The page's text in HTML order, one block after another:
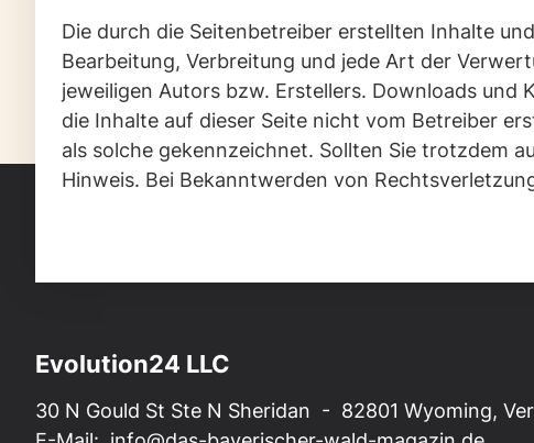
Die durch die Seitenbetreiber erstellten Inhalte
Bearbeitung, Verbreitung und jede Art der
jeweiligen Autors bzw. Erstellers. Downloads
die Inhalte auf dieser Seite nicht vom Betreiber
als solche gekennzeichnet. Sollten Sie trotzdem
Hinweis. Bei Bekanntwerden von
Evolution24 LLC
30 N Gould St Ste N Sheridan - 82801 Wyoming,